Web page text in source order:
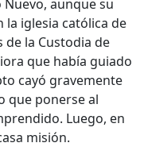
aunque su
iglesia católica de
la Custodia de
que había guiado
cayó gravemente
que ponerse al
Luego, en
misión.